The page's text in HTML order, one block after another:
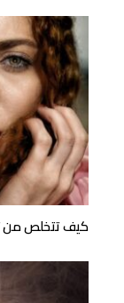
كيف تتخلص من